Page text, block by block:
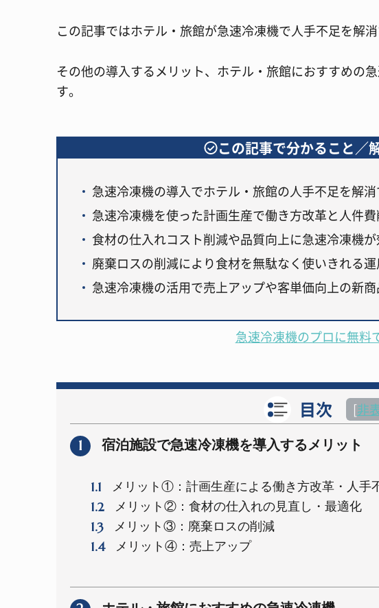
この記事ではホテル・旅館が急速冷凍機で人手不足を解
その他の導入するメリット、ホテル・旅館におすすめの
す。
この記事で分かること／
急速冷凍機の導入でホテル・旅館の人手不足を解
急速冷凍機を使った計画生産で働き方改革と人件
食材の仕入れコスト削減や品質向上に急速冷凍機
廃棄ロスの削減により食材を無駄なく使いきれる
急速冷凍機の活用で売上アップや客単価向上の新
急速冷凍機のプロに無料
目次 [非
1 宿泊施設で急速冷凍機を導入するメリット
1.1 メリット①：計画生産による働き方改革・人手
1.2 メリット②：食材の仕入れの見直し・最適化
1.3 メリット③：廃棄ロスの削減
1.4 メリット④：売上アップ